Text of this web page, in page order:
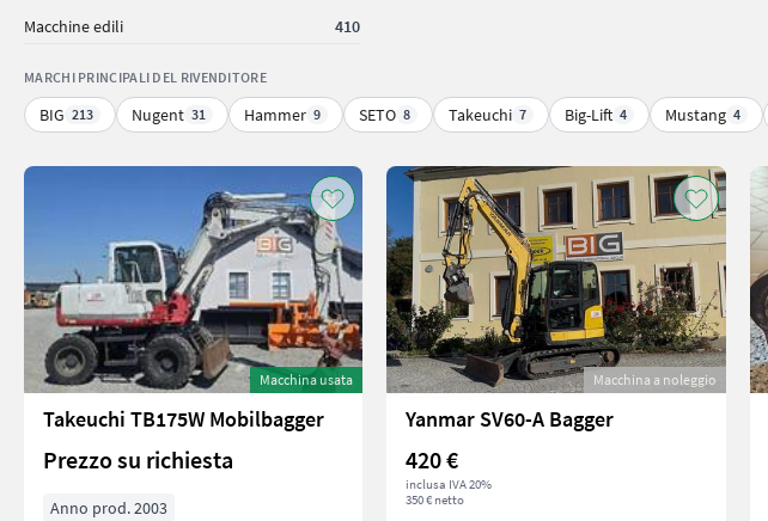
Macchine edili
410
MARCHI PRINCIPALI DEL RIVENDITORE
BIG 213 Nugent 31 Hammer 9 SETO 8 Takeuchi 7 Big-Lift 4 Mustang 4
Macchina usata
Takeuchi TB175W Mobilbagger
Prezzo su richiesta
Anno prod. 2003
Macchina a noleggio
Yanmar SV60-A Bagger
420 €
inclusa IVA 20%
350 € netto